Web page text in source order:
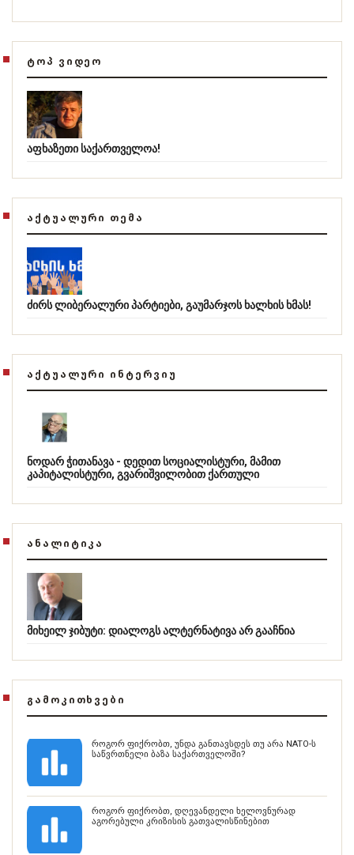
ᲢᲝᲞ ᲕᲘᲓᲔᲝ
აფხაზეთი საქართველოა!
ᲐᲥᲢᲣᲐᲚᲣᲠᲘ ᲗᲔᲛᲐ
ძირს ლიბერალური პარტიები, გაუმარჯოს ხალხის ხმას!
ᲐᲥᲢᲣᲐᲚᲣᲠᲘ ᲘᲜᲢᲔᲠᲕᲘᲣ
ნოდარ ჭითანავა - დედით სოციალისტური, მამით
კაპიტალისტური, გვარიშვილობით ქართული
ᲐᲜᲐᲚᲘᲢᲘᲙᲐ
მიხეილ ჯიბუტი: დიალოგს ალტერნატივა არ გააჩნია
ᲒᲐᲛᲝᲙᲘᲗᲮᲕᲔᲑᲘ
როგორ ფიქრობთ, უნდა განთავსდეს თუ არა NATO-ს
საწვრთნელი ბაზა საქართველოში?
როგორ ფიქრობთ, დღევანდელი ხელოვნურად
აგორებული კრიზისის გათვალისწინებით